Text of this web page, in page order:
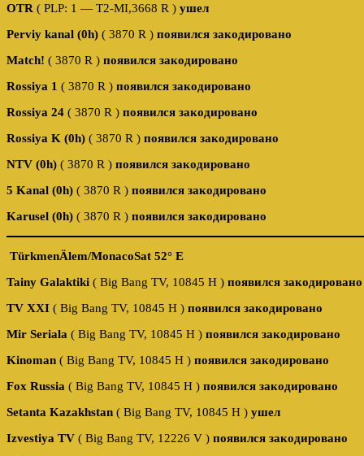
OTR ( PLP: 1 — T2-MI,3668 R ) ушел
Perviy kanal (0h) ( 3870 R ) появился закодировано
Match! ( 3870 R ) появился закодировано
Rossiya 1 ( 3870 R ) появился закодировано
Rossiya 24 ( 3870 R ) появился закодировано
Rossiya K (0h) ( 3870 R ) появился закодировано
NTV (0h) ( 3870 R ) появился закодировано
5 Kanal (0h) ( 3870 R ) появился закодировано
Karusel (0h) ( 3870 R ) появился закодировано
TürkmenÄlem/MonacoSat 52° E
Tainy Galaktiki ( Big Bang TV, 10845 H ) появился закодировано
TV XXI ( Big Bang TV, 10845 H ) появился закодировано
Mir Seriala ( Big Bang TV, 10845 H ) появился закодировано
Kinoman ( Big Bang TV, 10845 H ) появился закодировано
Fox Russia ( Big Bang TV, 10845 H ) появился закодировано
Setanta Kazakhstan ( Big Bang TV, 10845 H ) ушел
Izvestiya TV ( Big Bang TV, 12226 V ) появился закодировано